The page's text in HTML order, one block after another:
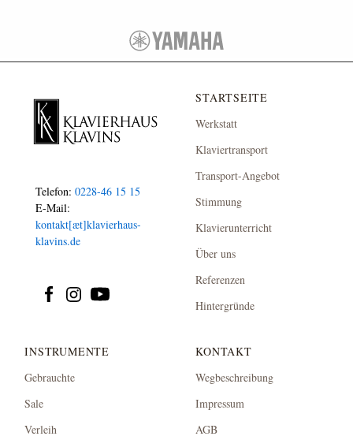
Telefon:0228-46 15 15
E-Mail:
kontakt[æt]klavierhaus-
klavins.de
STARTSEITE
Werkstatt
Klaviertransport
Transport-Angebot
Stimmung
Klavierunterricht
Über uns
Referenzen
Hintergründe
INSTRUMENTE
Gebrauchte
Sale
Verleih
KONTAKT
Wegbeschreibung
Impressum
AGB